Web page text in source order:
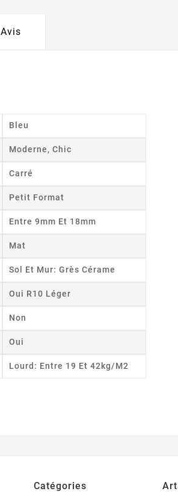
Avis
Bleu
Moderne, Chic
Carré
Petit Format
Entre 9mm Et 18mm
Mat
Sol Et Mur: Grès Cérame
Oui R10 Léger
Non
Oui
Lourd: Entre 19 Et 42kg/m2
Catégories